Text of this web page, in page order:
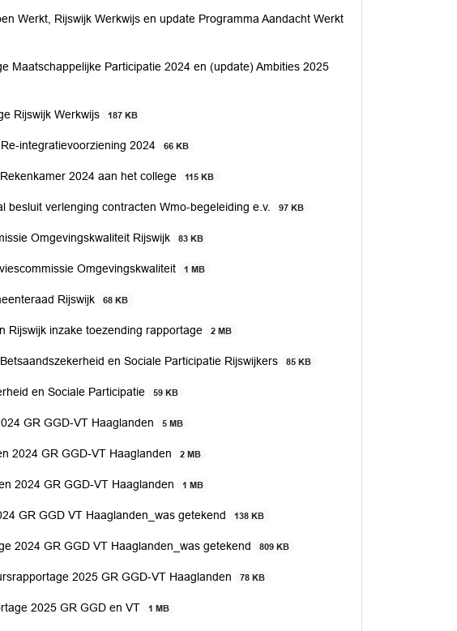
Werkt, Rijswijk Werkwijs en update Programma Aandacht Werkt
Maatschappelijke Participatie 2024 en (update) Ambities 2025
Rijswijk Werkwijs 187 KB
integratievoorziening 2024 66 KB
2024 aan het college 115 KB
besluit verlenging contracten Wmo-begeleiding e.v. 97 KB
Omgevingskwaliteit Rijswijk 83 KB
Omgevingskwaliteit 1 MB
Rijswijk 68 KB
Rijswijk inzake toezending rapportage 2 MB
en Sociale Participatie Rijswijkers 85 KB
en Sociale Participatie 59 KB
GR GGD-VT Haaglanden 5 MB
2024 GR GGD-VT Haaglanden 2 MB
2024 GR GGD-VT Haaglanden 1 MB
GR GGD VT Haaglanden_was getekend 138 KB
2024 GR GGD VT Haaglanden_was getekend 809 KB
2025 GR GGD-VT Haaglanden 78 KB
2025 GR GGD en VT 1 MB